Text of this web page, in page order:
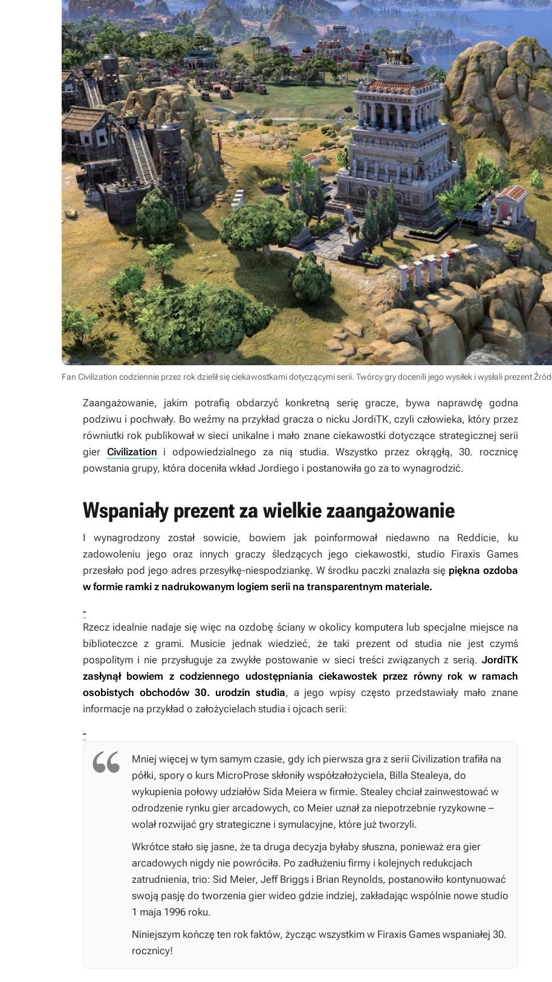
Fan Civilization codziennie przez rok dzielił się ciekawostkami dotyczącymi serii. Twórcy gry docenili jego wysiłek i wysłali prezent
Zaangażowanie, jakim potrafią obdarzyć konkretną serię gracze, bywa naprawdę godna
podziwu i pochwały. Bo weźmy na przykład gracza o nicku JordiTK, czyli człowieka, który przez
równiutki rok publikował w sieci unikalne i mało znane ciekawostki dotyczące strategicznej serii
gier Civilization i odpowiedzialnego za nią studia. Wszystko przez okrągłą, 30. rocznicę
powstania grupy, która doceniła wkład Jordiego i postanowiła go za to wynagrodzić.
Wspaniały prezent za wielkie zaangażowanie
I wynagrodzony został sowicie, bowiem jak poinformował niedawno na Reddicie, ku
zadowoleniu jego oraz innych graczy śledzących jego ciekawostki, studio Firaxis Games
przesłało pod jego adres przesyłkę-niespodziankę. W środku paczki znalazła się piękna ozdoba
w formie ramki z nadrukowanym logiem serii na transparentnym materiale.
-
Rzecz idealnie nadaje się więc na ozdobę ściany w okolicy komputera lub specjalne miejsce na
biblioteczce z grami. Musicie jednak wiedzieć, że taki prezent od studia nie jest czymś
pospolitym i nie przysługuje za zwykłe postowanie w sieci treści związanych z serią. JordiTK
zasłynął bowiem z codziennego udostępniania ciekawostek przez równy rok w ramach
osobistych obchodów 30. urodzin studia, a jego wpisy często przedstawiały mało znane
informacje na przykład o założycielach studia i ojcach serii:
-
Mniej więcej w tym samym czasie, gdy ich pierwsza gra z serii Civilization trafiła na
półki, spory o kurs MicroProse skłoniły współzałożyciela, Billa Stealeya, do
wykupienia połowy udziałów Sida Meiera w firmie. Stealey chciał zainwestować w
odrodzenie rynku gier arcadowych, co Meier uznał za niepotrzebnie ryzykowne –
wolał rozwijać gry strategiczne i symulacyjne, które już tworzyli.
Wkrótce stało się jasne, że ta druga decyzja byłaby słuszna, ponieważ era gier
arcadowych nigdy nie powróciła. Po zadłużeniu firmy i kolejnych redukcjach
zatrudnienia, trio: Sid Meier, Jeff Briggs i Brian Reynolds, postanowiło kontynuować
swoją pasję do tworzenia gier wideo gdzie indziej, zakładając wspólnie nowe studio
1 maja 1996 roku.
Niniejszym kończę ten rok faktów, życząc wszystkim w Firaxis Games wspaniałej 30.
rocznicy!